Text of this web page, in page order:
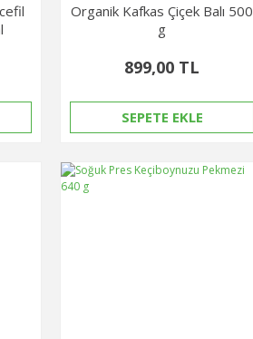
Organik Kafkas Çiçek Balı 500
g
899,00 TL
SEPETE EKLE